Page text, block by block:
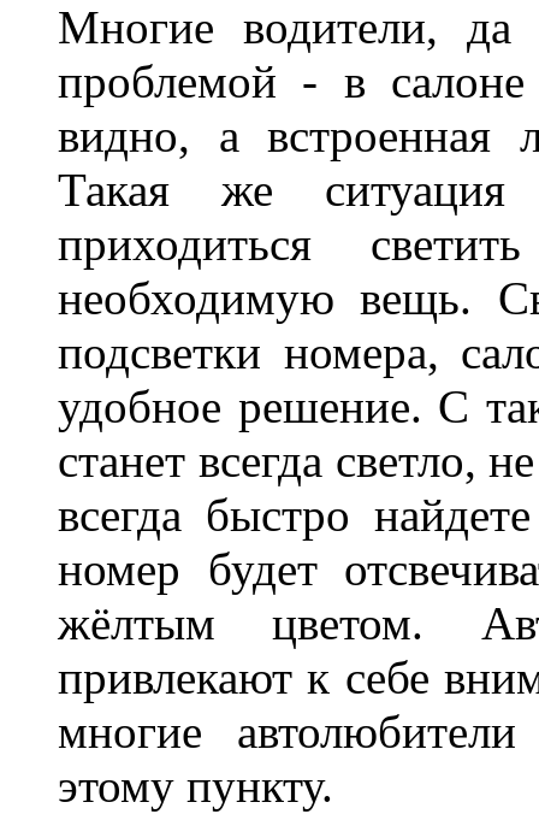
Многие водители, да
проблемой - в
видно, а встроенная
Такая же
приходиться
необходимую вещь.
подсветки номера,
удобное решение. С
станет всегда светло,
всегда быстро
номер будет
жёлтым цветом.
привлекают к себе
многие
этому пункту.